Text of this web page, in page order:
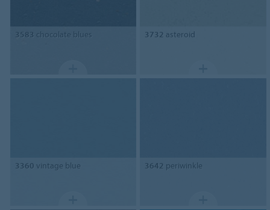
3583 chocolate blues 3732 asteroid
3360 vintage blue 3642 periwinkle